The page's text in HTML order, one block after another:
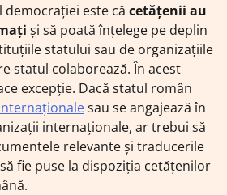
democrației este că cetățenii au
și să poată înțelege pe deplin
statului sau de organizațiile
statul colaborează. În acest
excepție. Dacă statul român
sau se angajează în
internaționale, ar trebui să
relevante și traducerile
fie puse la dispoziția cetățenilor